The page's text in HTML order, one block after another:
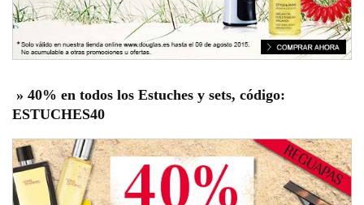
» 40% en todos los Estuches y sets, código:
ESTUCHES40